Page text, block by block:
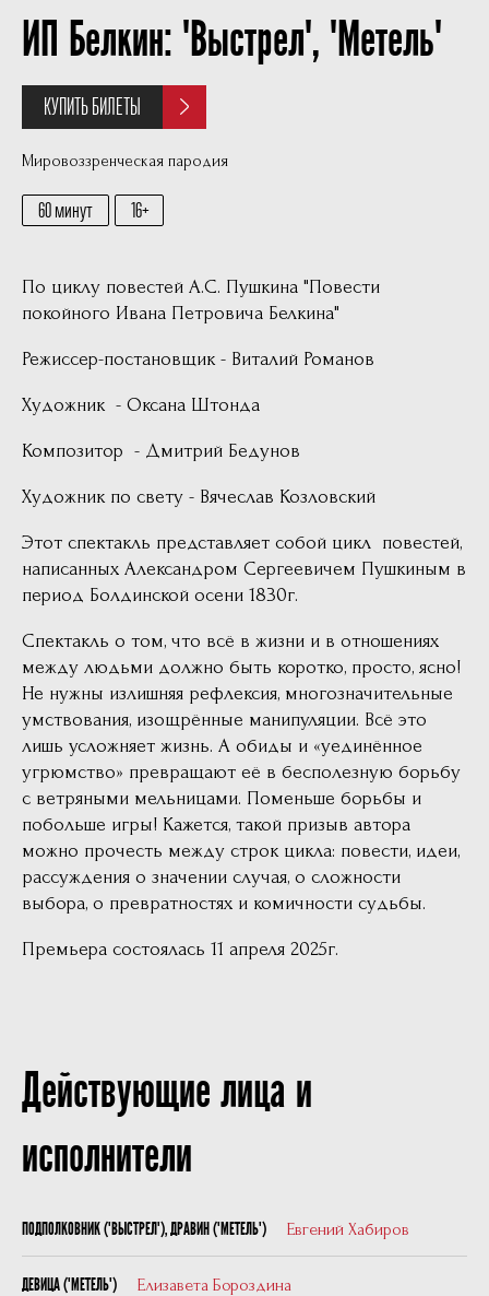
ИП Белкин: "Выстрел", "Метель"
КУПИТЬ БИЛЕТЫ
Мировоззренческая пародия
60 минут 16
По циклу повестей А.С. Пушкина "Повести
покойного Ивана Петровича Белкина"
Режиссер-постановщик - Виталий Романов
Художник - Оксана Штонда
Композитор - Дмитрий Бедунов
Художник по свету - Вячеслав Козловский
Этот спектакль представляет собой цикл повестей,
написанных Александром Сергеевичем Пушкиным в
период Болдинской осени 1830г.
Спектакль о том, что всё в жизни и в отношениях
между людьми должно быть коротко, просто, ясно!
Не нужны излишняя рефлексия, многозначительные
умствования, изощрённые манипуляции. Всё это
лишь усложняет жизнь. А обиды и «уединённое
угрюмство» превращают её в бесполезную борьбу
с ветряными мельницами. Поменьше борьбы и
побольше игры! Кажется, такой призыв автора
можно прочесть между строк цикла: повести, идеи,
рассуждения о значении случая, о сложности
выбора, о превратностях и комичности судьбы.
Премьера состоялась 11 апреля 2025г.
Действующие лица и
исполнители
ПОДПОЛКОВНИК ("ВЫСТРЕЛ"), ДРАВИН ("МЕТЕЛЬ") Евгений Хабиров
ДЕВИЦА ("МЕТЕЛЬ") Елизавета Бороздина